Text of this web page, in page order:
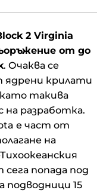
2 Virginia
от до
. Очаква се
ядрени крилати
като такива
на разработка.
е част от
на
попада под
подводници 15